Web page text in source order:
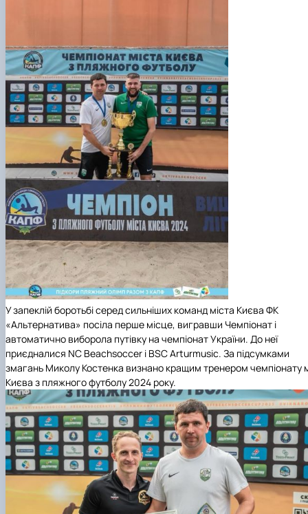
У запеклій боротьбі серед сильніших команд міста Києва ФК
«Альтернатива» посіла перше місце, вигравши Чемпіонат і
автоматично виборола путівку на чемпіонат України. До неї
приєдналися NC Beachsoccer і BSC Arturmusic. За підсумками
змагань Миколу Костенка визнано кращим тренером чемпіонату
Києва з пляжного футболу 2024 року.